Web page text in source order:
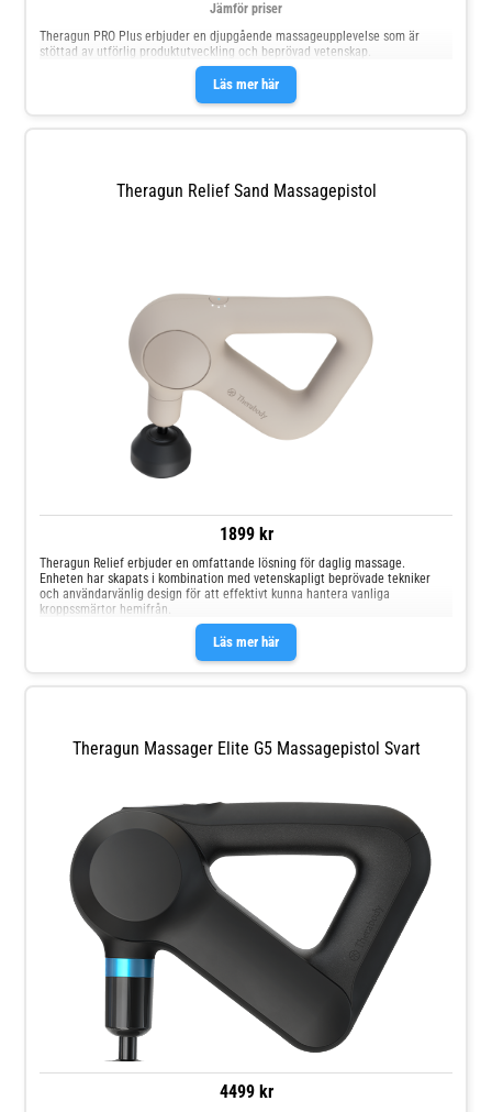
Läs mer här
Jämför priser
Theragun PRO Plus erbjuder en djupgående massageupplevelse som är
stöttad av utförlig produktutveckling och beprövad vetenskap.
Theragun Relief Sand Massagepistol
1899 kr
Läs mer här
Theragun Relief erbjuder en omfattande lösning för daglig massage.
Enheten har skapats i kombination med vetenskapligt beprövade tekniker
och användarvänlig design för att effektivt kunna hantera vanliga
kroppssmärtor hemifrån.
Theragun Massager Elite G5 Massagepistol Svart
4499 kr